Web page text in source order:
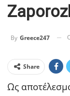
By Greece247
Share
Ως